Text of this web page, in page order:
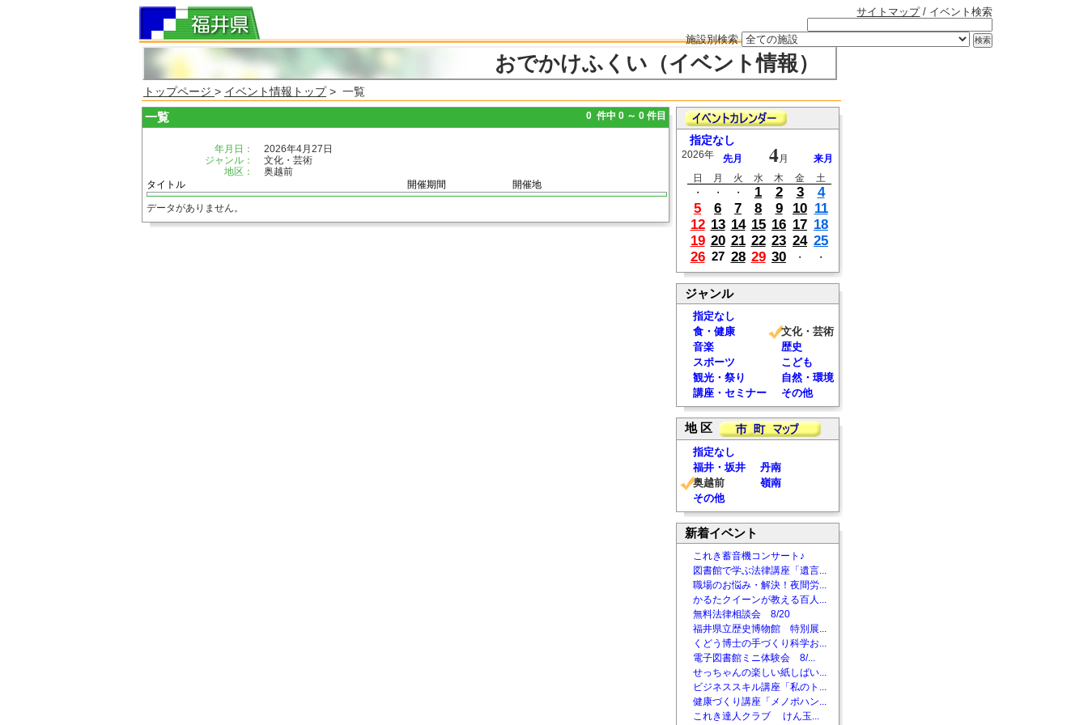
サイトマップ/ イベント検索
施設別検索
おでかけふくい（イベント情報）
トップページ > イベント情報トップ> 一覧
一覧 0 件中 0 ～ 0 件目
年月日：
2026年4月27日
ジャンル：
文化・芸術
地区：
奥越前
タイトル
開催期間 開催地
データがありません。
指定なし
2026年 先月 4月
来月
日
月 火 水 木 金
土
・
・ ・ 1 2 3
4
5
6 7 8 9 10 11
12 13 14 15 16 17 18
19 20 21 22 23 24 25
26 27 28 29 30 ・ ・
ジャンル
指定なし
食・健康
文化・芸術
音楽
歴史
スポーツ
こども
観光・祭り
自然・環境
講座・セミナー
その他
地 区
指定なし
福井・坂井
丹南
奥越前
嶺南
その他
新着イベント
これき蓄音機コンサート♪
図書館で学ぶ法律講座「遺言...
職場のお悩み・解決！夜間労...
かるたクイーンが教える百人...
無料法律相談会 8/20
福井県立歴史博物館 特別展...
くどう博士の手づくり科学お...
電子図書館ミニ体験会 8/...
せっちゃんの楽しい紙しばい...
ビジネススキル講座「私のト...
健康づくり講座「メノポハン...
これき達人クラブ けん玉...